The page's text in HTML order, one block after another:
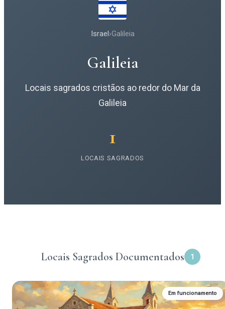
Israel›Galileia
Galileia
Locais sagrados cristãos ao redor do Mar da
Galileia
1
LOCAIS SAGRADOS
Locais Sagrados Documentados 1
Em funcionamento